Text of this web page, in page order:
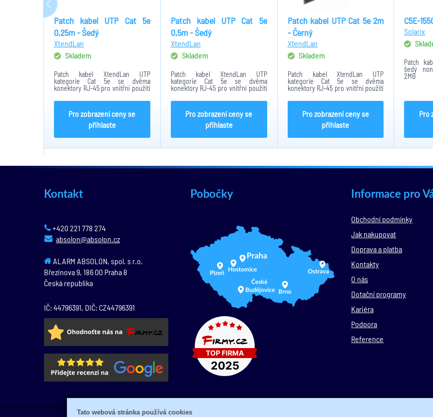
Patch kabel UTP Cat 5e
0,25m - Šedý
XtendLan
Skladem
Patch kabel XtendLan UTP
kategorie Cat 5e se dvěma
konektory RJ-45 pro vnitřní použití
bez stínění. Délka kabelu je 0,25
metru. Barevné provedení - Šedé
Kabel vhodný pro propojení
síťových zařízení v...
Pro zobrazení ceny se
přihlaste
Patch kabel UTP Cat 5e
0,5m - Šedý
XtendLan
Skladem
Patch kabel XtendLan UTP
kategorie Cat 5e se dvěma
konektory RJ-45 pro vnitřní použití
bez stínění. Délka kabelu je 0,5
metru. Barevné provedení - Šedé
Kabel vhodný pro propojení
síťových zařízení v...
Pro zobrazení ceny se
přihlaste
Patch kabel UTP Cat 5e 2m
- Černý
XtendLan
Skladem
Patch kabel XtendLan UTP
kategorie Cat 5e se dvěma
konektory RJ-45 pro vnitřní použití
bez stínění. Délka kabelu je 2
metry. Barevné provedení - Černé
Kabel vhodný pro propojení
síťových zařízení v...
Pro zobrazení ceny se
přihlaste
C5E-
Solarix
Patch
šedý
2MB
Pro
Kontakt
+420 221 778 274
absolon@absolon.cz
ALARM ABSOLON, spol. s r.o.
Březinova 9,186 00 Praha 8
Česká republika
IČ: 44796391, DIČ: CZ44796391
Pobočky Informace pro
Obchodní podmínky
Jak nakupovat
Doprava a platba
Kontakty
O nás
Dotační programy
Kariéra
Podpora
Reference
Tato webová stránka používá cookies